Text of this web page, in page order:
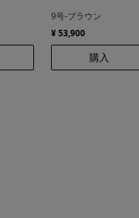
9号-ブラウン
¥ 53,900
購入